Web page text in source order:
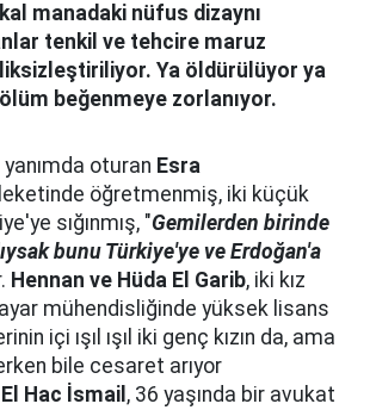
manadaki nüfus dizaynı
tenkil ve tehcire maruz
Ya öldürülüyor ya
beğenmeye zorlanıyor.
oturan Esra
öğretmenmiş, iki küçük
sığınmış, "Gemilerden birinde
bunu Türkiye'ye ve Erdoğan'a
Hennan ve Hüda El Garib, iki kız
mühendisliğinde yüksek lisans
içi ışıl ışıl iki genç kızın da, ama
bile cesaret arıyor
Hac İsmail , 36 yaşında bir avukat